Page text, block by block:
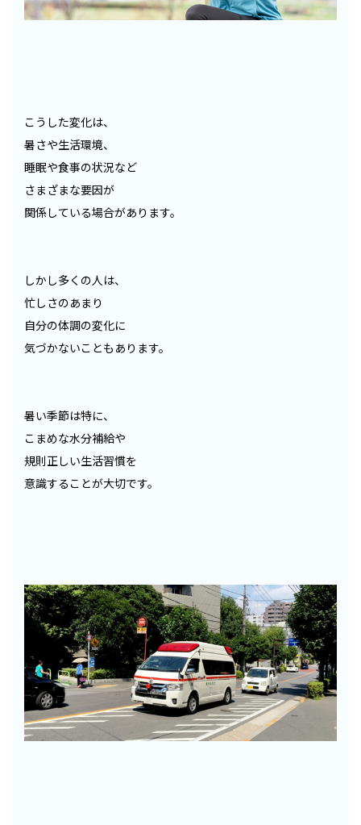
こうした変化は、
暑さや生活環境、
睡眠や食事の状況など
さまざまな要因が
関係している場合があります。
しかし多くの人は、
忙しさのあまり
自分の体調の変化に
気づかないこともあります。
暑い季節は特に、
こまめな水分補給や
規則正しい生活習慣を
意識することが大切です。